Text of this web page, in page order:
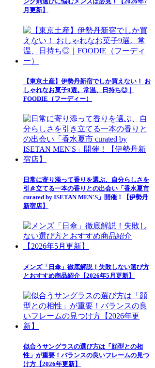
月更新】
【東京土産】伊勢丹新宿でしか買えない！ お
しゃれなお菓子9選。常温、日持ち◎｜
FOODIE（フーディー）
日常に寄り添って香りを選ぶ、自分らしさを
引き立てる一本の香りとの出会い「香水夏市
curated by ISETAN MEN'S」開催！【伊勢丹
新宿店】
メンズ「日傘」徹底解説！失敗しない選び方
とおすすめ商品紹介【2026年5月更新】
似合うサングラスの選び方は「顔型との相
性」が重要！バランスの良いフレームの見つ
け方【2026年更新】